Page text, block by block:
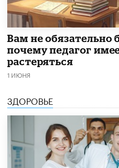
​Вам не обязательно
почему педагог
растеряться
1 ИЮНЯ
ЗДОРОВЬЕ